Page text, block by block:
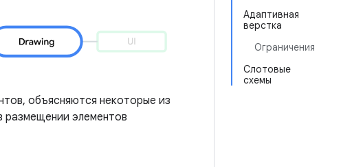
Адаптивная
верстка
Ограничения
Слотовые
схемы
объясняются некоторые из
размещении элементов